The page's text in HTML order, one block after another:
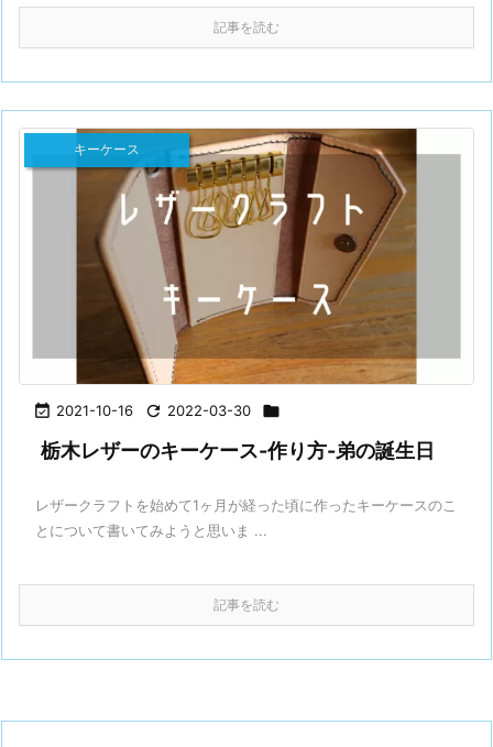
記事を読む
 2021-10-16  2022-03-30 
キーケース
栃木レザーのキーケース-作り方-弟の誕生日
レザークラフトを始めて1ヶ月が経った頃に作ったキーケースのこ
とについて書いてみようと思いま ...
記事を読む